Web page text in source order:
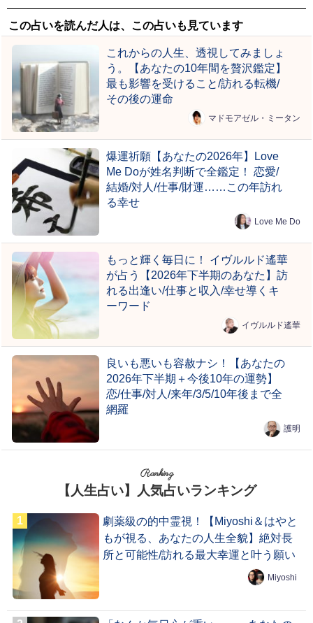
この占いを読んだ人は、この占いも見ています
これからの人生、透視してみましょ
う。【あなたの10年間を贅沢鑑定】
最も影響を受けること/訪れる転機/
その後の運命
マドモアゼル・ミータン
爆運祈願【あなたの2026年】Love
Me Doが姓名判断で全鑑定！ 恋愛/
結婚/対人/仕事/財運……この年訪れ
る幸せ
Love Me Do
もっと輝く毎日に！ イヴルルド遙華
が占う【2026年下半期のあなた】訪
れる出逢い/仕事と収入/幸せ導くキ
ーワード
イヴルルド遙華
良いも悪いも容赦ナシ！【あなたの
2026年下半期＋今後10年の運勢】
恋/仕事/対人/来年/3/5/10年後まで全
網羅
護明
Ranking
【人生占い】人気占いランキング
劇薬級の的中霊視！【Miyoshi＆はやと
もが視る、あなたの人生全貌】絶対長
所と可能性/訪れる最大幸運と叶う願い
Miyoshi